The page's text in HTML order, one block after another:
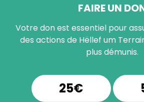
FAIRE UN
Votre don est essentiel pour
des actions de Hëllef um
plus démunis.
25€